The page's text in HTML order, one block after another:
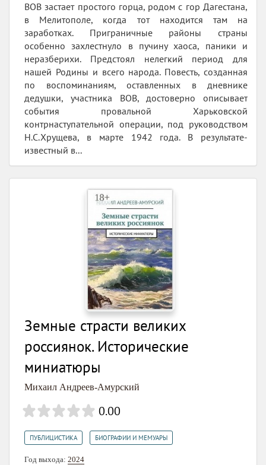
ВОВ застает простого горца, родом с гор Дагестана,
в Мелитополе, когда тот находится там на
заработках. Приграничные районы страны
особенно захлестнуло в пучину хаоса, паники и
неразберихи. Предстоял нелегкий период для
нашей Родины и всего народа. Повесть, созданная
по воспоминаниям, оставленных в дневнике
дедушки, участника ВОВ, достоверно описывает
события провальной Харьковской
контрнаступательной операции, под руководством
Н.С.Хрущева, в марте 1942 года. В результате-
известный в...
Земные страсти великих
россиянок. Исторические
миниатюры
Михаил Андреев-Амурский
0.00
ПУБЛИЦИСТИКА БИОГРАФИИ И МЕМУАРЫ
Год выхода: 2024